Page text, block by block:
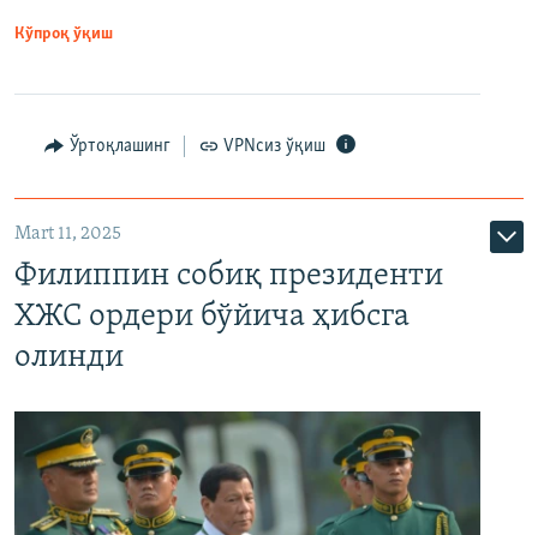
Кўпроқ ўқиш
Ўртоқлашинг VPNсиз ўқиш
Mart 11, 2025
Филиппин собиқ президенти
ХЖС ордери бўйича ҳибсга
олинди